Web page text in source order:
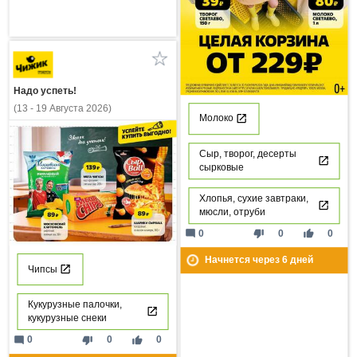
Молоко
Сыр, творог, десерты
сырковые
Хлопья, сухие завтраки,
мюсли, отруби
thumb_down 0 thumb_up 0
mode_comment 0
Начнется через 6дней
Надо успеть!
(13 - 19 Августа 2026)
Чипсы
Кукурузные палочки,
кукурузные снеки
thumb_down 0 thumb_up 0
mode_comment 0